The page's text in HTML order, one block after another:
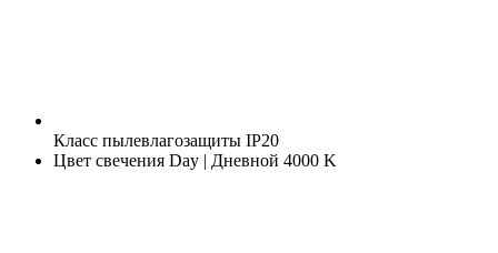
Класс пылевлагозащиты IP20
Цвет свечения Day | Дневной 4000 K